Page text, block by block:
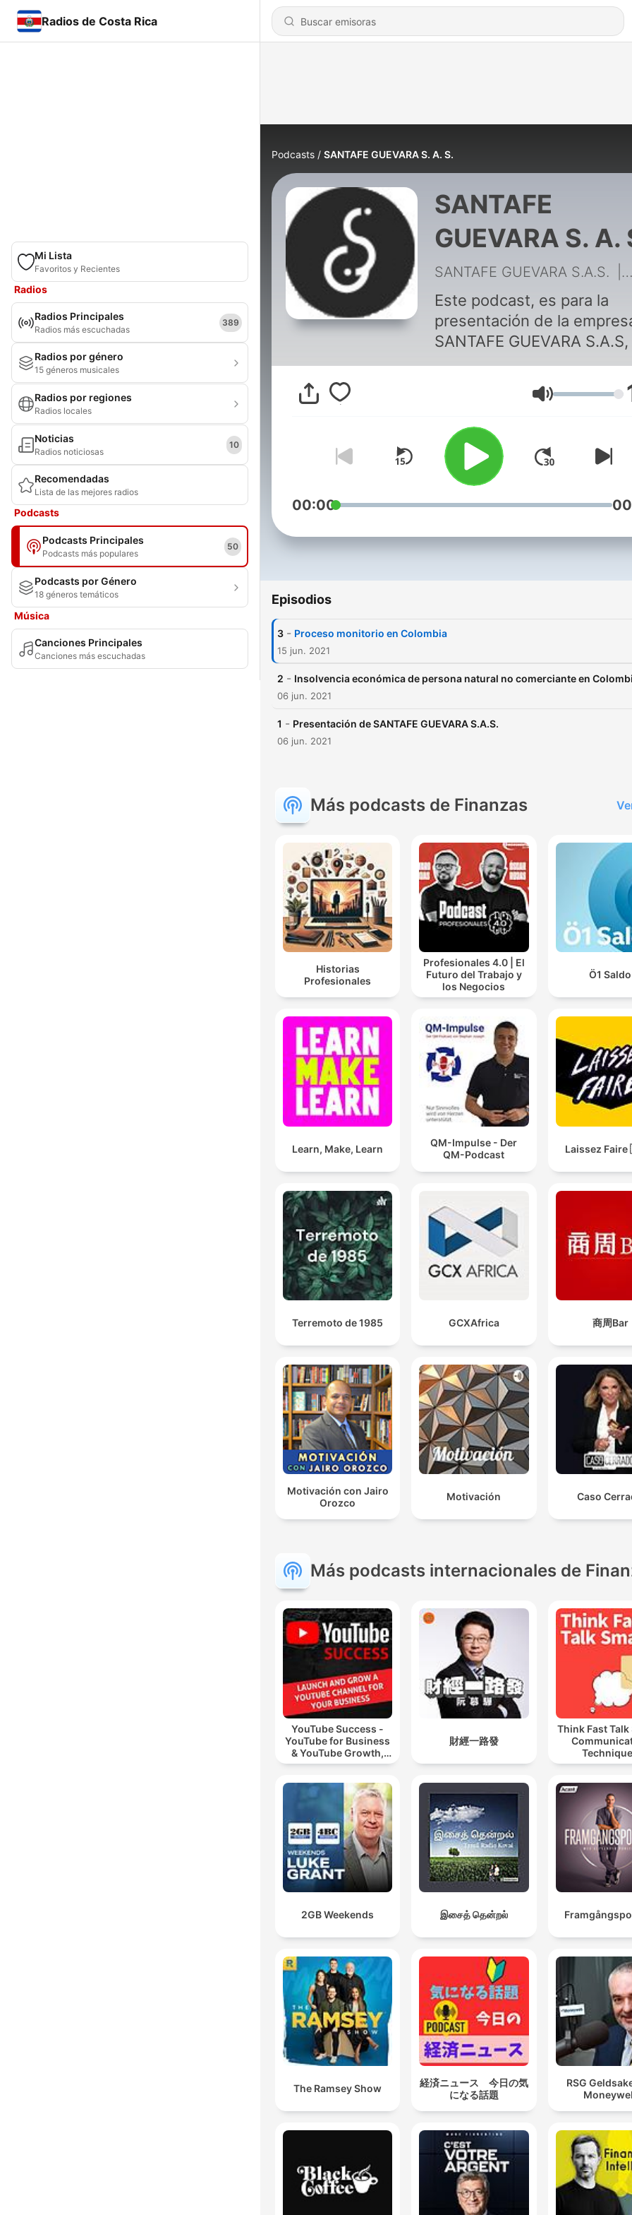
Radios de Costa Rica
Mi Lista
Favoritos y Recientes
Radios
Radios Principales
Radios más escuchadas
389
Radios por género
15 géneros musicales
Radios por regiones
Radios locales
Noticias
Radios noticiosas
10
Recomendadas
Lista de las mejores radios
Podcasts
Podcasts Principales
Podcasts más populares
50
Podcasts por Género
18 géneros temáticos
Música
Canciones Principales
Canciones más escuchadas
Podcasts SANTAFE GUEVARA S. A. S.
SANTAFE
GUEVARA S. A.
SANTAFE GUEVARA S.A.S.
Este podcast, es para la
presentación de la
SANTAFE GUEVARA
servicios que se prestan. Y
una vez a la semana se
temas jurídicos enfocados
el derecho civil,
y laboral; y se tocará
el diseño y construcción
obras civiles,
etc.
Volumen
00:00
Episodios
3 - Proceso monitorio en Colombia
15 jun. 2021
2 - Insolvencia económica de persona natural no comerciante en
06 jun. 2021
1 - Presentación de SANTAFE GUEVARA S.A.S.
06 jun. 2021
Más podcasts de Finanzas
Historias
Profesionales
Profesionales 4.0 | El
Futuro del Trabajo y
los Negocios
Ö1 Saldo
Learn, Make, Learn
QM-Impulse - Der
QM-Podcast
Laissez
Terremoto de 1985 GCXAfrica 商周Bar
Motivación con Jairo
Orozco
Motivación Caso
Más podcasts internacionales de
YouTube Success -
YouTube for Business
& YouTube Growth,
Video Marketing
財經一路發
Think Fast Talk
2GB Weekends இசைத் தென்றல்
The Ramsey Show
経済ニュース 今日の気
になる話題
RSG